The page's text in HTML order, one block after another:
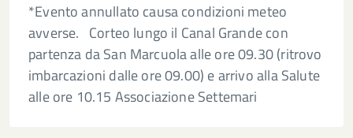
*Evento annullato causa condizioni meteo
avverse. Corteo lungo il Canal Grande con
partenza da San Marcuola alle ore 09.30 (ritrovo
imbarcazioni dalle ore 09.00) e arrivo alla Salute
alle ore 10.15 Associazione Settemari